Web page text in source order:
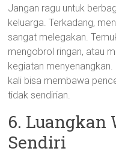
Jangan ragu untuk
keluarga. Terkadang,
sangat melegakan.
mengobrol ringan, atau
kegiatan
kali bisa membawa
tidak sendirian.
6. Luangkan
Sendiri